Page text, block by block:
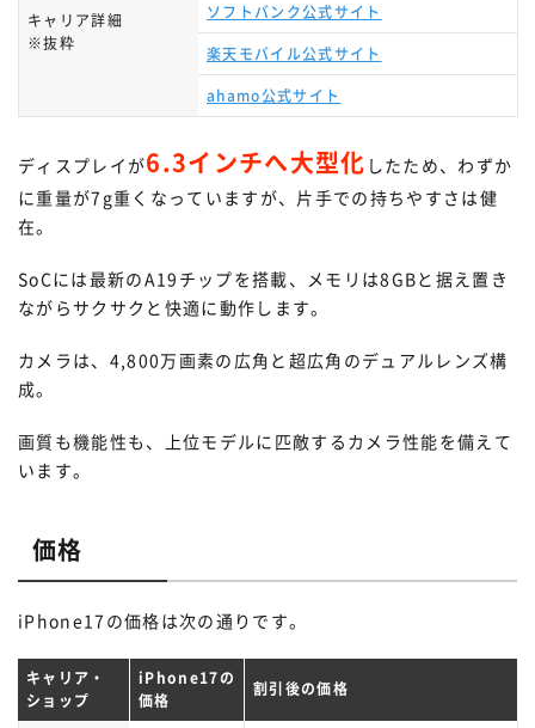
キャリア詳細
※抜粋
ソフトバンク公式サイト
楽天モバイル公式サイト
ahamo公式サイト
ディスプレイが6.3インチへ大型化 したため、わずか
に重量が7g重くなっていますが、片手での持ちやすさは健
在。
SoCには最新のA19チップを搭載、メモリは8GBと据え置き
ながらサクサクと快適に動作します。
カメラは、4,800万画素の広角と超広角のデュアルレンズ構
成。
画質も機能性も、上位モデルに匹敵するカメラ性能を備えて
います。
価格
iPhone17の価格は次の通りです。
キャリア・
ショップ
iPhone17の
価格
割引後の価格